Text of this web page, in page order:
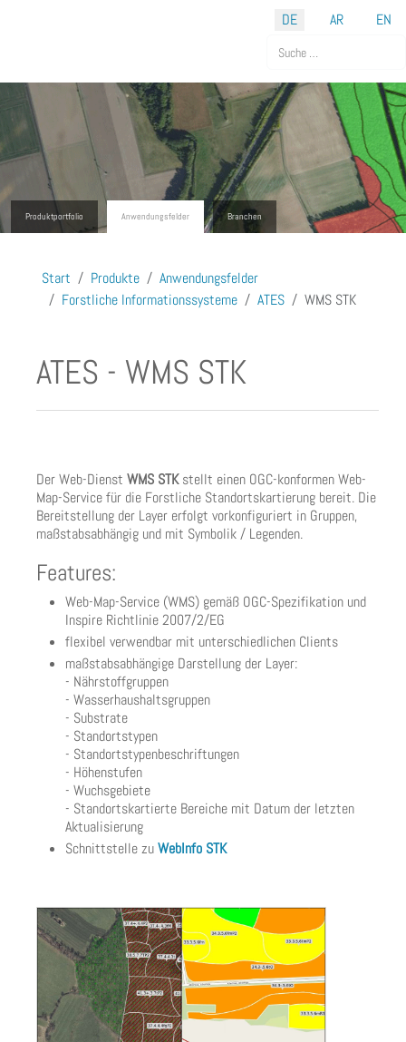
DE AR
EN
Produktportfolio Anwendungsfelder Branchen
Start Produkte
Anwendungsfelder
Forstliche Informationssysteme
ATES WMS STK
ATES - WMS STK
Der Web-Dienst WMS STKstellt einen OGC-konformen Web-
Map-Service für die Forstliche Standortskartierung bereit. Die
Bereitstellung der Layer erfolgt vorkonfiguriert in Gruppen,
maßstabsabhängig und mit Symbolik / Legenden.
Features:
Web-Map-Service (WMS) gemäß OGC-Spezifikation und
Inspire Richtlinie 2007/2/EG
flexibel verwendbar mit unterschiedlichen Clients
maßstabsabhängige Darstellung der Layer:
- Nährstoffgruppen
- Wasserhaushaltsgruppen
- Substrate
- Standortstypen
- Standortstypenbeschriftungen
- Höhenstufen
- Wuchsgebiete
- Standortskartierte Bereiche mit Datum der letzten
Aktualisierung
Schnittstelle zuWebInfo STK